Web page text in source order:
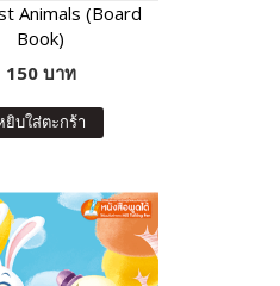
Animals (Board
Book)
150 บาท
ยิบใส่ตะกร้า